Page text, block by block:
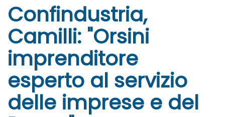
Confindustria,
Camilli: "Orsini
imprenditore
esperto al servizio
delle imprese e del